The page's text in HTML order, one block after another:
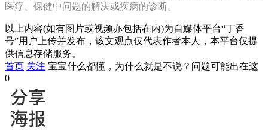
医疗、保健中问题的解决或疾病的诊断。
以上内容(如有图片或视频亦包括在内)为自媒体平台“丁香
号”用户上传并发布，该文观点仅代表作者本人，本平台仅提
供信息存储服务。
首页 关注 宝宝什么都懂，为什么就是不说？问题可能出在这
0